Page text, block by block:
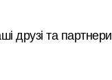
друзі та партнери